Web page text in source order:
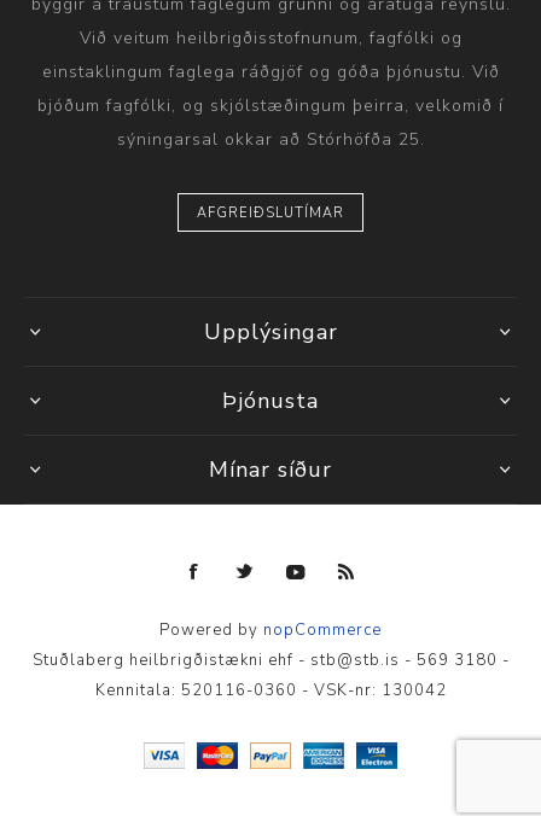
Við veitum heilbrigðisstofnunum, fagfólki og
einstaklingum faglega ráðgjöf og góða þjónustu. Við
bjóðum fagfólki, og skjólstæðingum þeirra, velkomið í
sýningarsal okkar að Stórhöfða 25.
AFGREIÐSLUTÍMAR
Upplýsingar
Þjónusta
Mínar síður
Powered by nopCommerce
Stuðlaberg heilbrigðistækni ehf - stb@stb.is - 569 3180 -
Kennitala: 520116-0360 - VSK-nr: 130042